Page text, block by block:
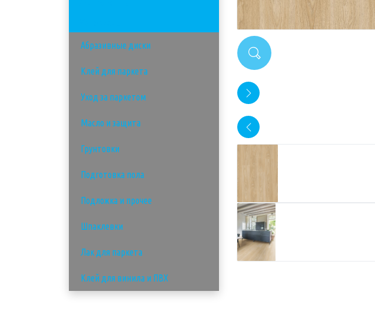
Абразивные диски
Клей для паркета
Уход за паркетом
Масло и защита
Грунтовки
Подготовка пола
Подложка и прочее
Шпаклевки
Лак для паркета
Клей для винила и ПВХ